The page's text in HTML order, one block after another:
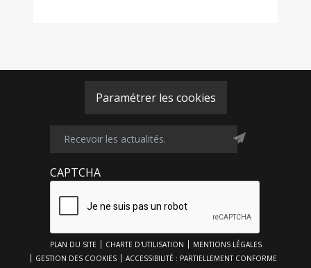
Top
PLAN DU SITE CHARTE D'UTILISATION
MENTIONS LÉGALES
GESTION DES COOKIES
ACCESSIBILITÉ : PARTIELLEMENT CONFORME
Paramétrer les cookies
CAPTCHA